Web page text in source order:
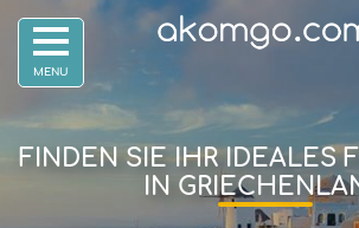
FINDEN SIE IHR IDEALES
IN